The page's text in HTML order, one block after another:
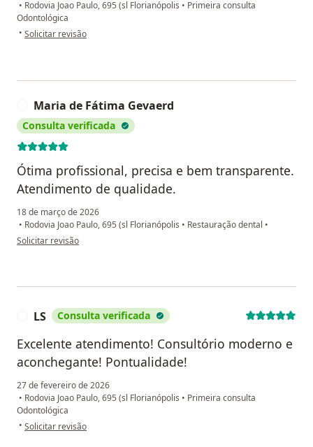
• Rodovia Joao Paulo, 695 (sl Florianópolis • Primeira consulta
Odontológica
• na opinião do utilizador Maria Victoria González
Solicitar revisão
Maria de Fátima Gevaerd
Consulta verificada
Ótima profissional, precisa e bem transparente.
Atendimento de qualidade.
18 de março de 2026
• Rodovia Joao Paulo, 695 (sl Florianópolis • Restauração dental •
na opinião do utilizador Maria de Fátima Gevaerd
Solicitar revisão
LS Consulta verificada
Excelente atendimento! Consultório moderno e
aconchegante! Pontualidade!
27 de fevereiro de 2026
• Rodovia Joao Paulo, 695 (sl Florianópolis • Primeira consulta
Odontológica
• na opinião do utilizador LS
Solicitar revisão